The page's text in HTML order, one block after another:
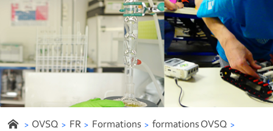
OVSQ FR Formations
formations OVSQ